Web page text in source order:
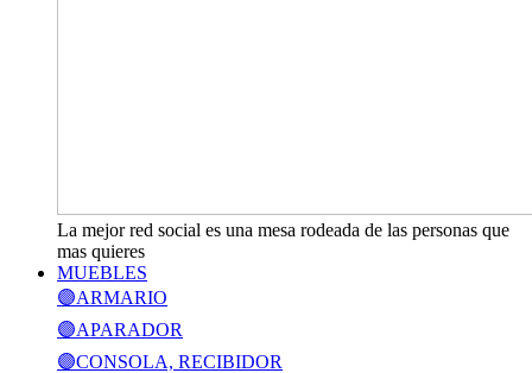
La mejor red social es una mesa rodeada de las personas que
mas quieres
MUEBLES
🟣ARMARIO
🟣APARADOR
🟣CONSOLA, RECIBIDOR